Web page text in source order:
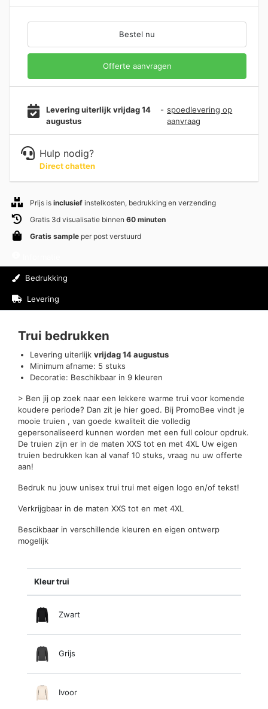
Bestel nu
Offerte aanvragen
Levering uiterlijk vrijdag 14
augustus
- spoedlevering op
aanvraag
Hulp nodig?
Direct chatten
Prijs is inclusief instelkosten, bedrukking en verzending
Gratis 3d visualisatie binnen 60 minuten
Gratis sample per post verstuurd
Bedrukking
Levering
Trui bedrukken
Levering uiterlijk vrijdag 14 augustus
Minimum afname: 5 stuks
Decoratie: Beschikbaar in 9 kleuren
> Ben jij op zoek naar een lekkere warme trui voor komende
koudere periode? Dan zit je hier goed. Bij PromoBee vindt je
mooie truien , van goede kwaliteit die volledig
gepersonaliseerd kunnen worden met een full colour opdruk.
De truien zijn er in de maten XXS tot en met 4XL Uw eigen
truien bedrukken kan al vanaf 10 stuks, vraag nu uw offerte
aan!
Bedruk nu jouw unisex trui trui met eigen logo en/of tekst!
Verkrijgbaar in de maten XXS tot en met 4XL
Bescikbaar in verschillende kleuren en eigen ontwerp
mogelijk
Kleur trui
Zwart
Grijs
Ivoor